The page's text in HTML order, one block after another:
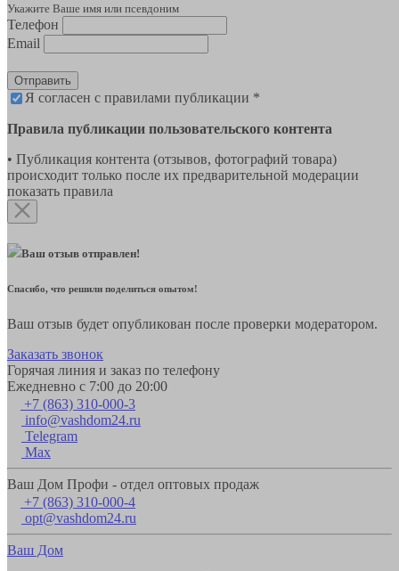
Укажите Ваше имя или псевдоним
Телефон
Email
Отправить
Я согласен с правилами публикации *
Правила публикации пользовательского контента
• Публикация контента (отзывов, фотографий товара)
происходит только после их предварительной модерации
показать правила
Ваш отзыв отправлен!
Спасибо, что решили поделиться опытом!
Ваш отзыв будет опубликован после проверки модератором.
Заказать звонок
Горячая линия и заказ по телефону
Ежедневно с 7:00 до 20:00
+7 (863) 310-000-3
info@vashdom24.ru
Telegram
Max
Ваш Дом Профи - отдел оптовых продаж
+7 (863) 310-000-4
opt@vashdom24.ru
Ваш Дом